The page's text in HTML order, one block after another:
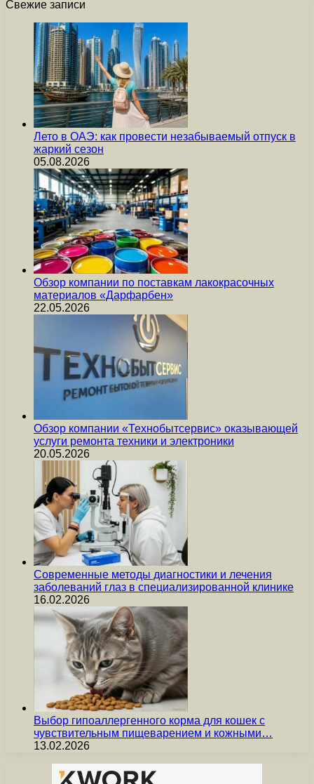
Свежие записи
Лето в ОАЭ: как провести незабываемый отпуск в
жаркий сезон
05.08.2026
Обзор компании по поставкам лакокрасочных
материалов «Дарфарбен»
22.05.2026
Обзор компании «Технобытсервис» оказывающей
услуги ремонта техники и электроники
20.05.2026
Современные методы диагностики и лечения
заболеваний глаз в специализированной клинике
16.02.2026
Выбор гипоаллергенного корма для кошек с
чувствительным пищеварением и кожными…
13.02.2026